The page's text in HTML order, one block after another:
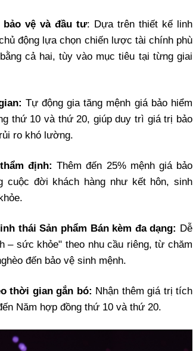
vệ và đầu tư: Dựa trên thiết kế linh
động lựa chọn chiến lược tài chính phù
cả hai, tùy vào mục tiêu tại từng giai
Tự động gia tăng mệnh giá bảo hiểm
thứ 10 và thứ 20, giúp duy trì giá trị bảo
ro khó lường.
định: Thêm đến 25% mệnh giá bảo
cuộc đời khách hàng như kết hôn, sinh
thái Sản phẩm Bán kèm đa dạng: Dễ
– sức khỏe" theo nhu cầu riêng, từ chăm
đến bảo vệ sinh mệnh.
thời gian gắn bó: Nhận thêm giá trị tích
Năm hợp đồng thứ 10 và thứ 20.